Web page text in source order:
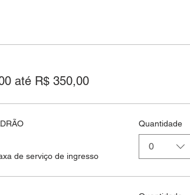
até R$ 350,00
de serviço de ingresso
Quantidade
0